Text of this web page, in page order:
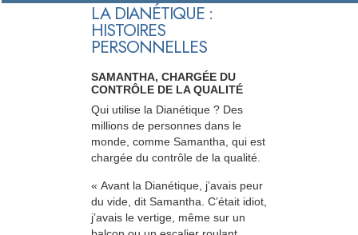
LA DIANÉTIQUE :
HISTOIRES
PERSONNELLES
SAMANTHA, CHARGÉE DU
CONTRÔLE DE LA QUALITÉ
Qui utilise la Dianétique ? Des
millions de personnes dans le
monde, comme Samantha, qui est
chargée du contrôle de la qualité.
« Avant la Dianétique, j’avais peur
du vide, dit Samantha. C’était idiot,
j’avais le vertige, même sur un